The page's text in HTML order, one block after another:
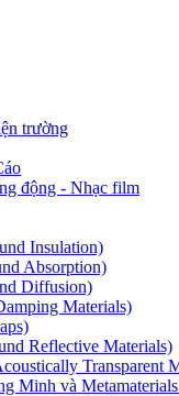
trường
động - Nhạc film
Insulation)
Absorption)
Diffusion)
Materials)
Reflective Materials)
Transparent
Minh và